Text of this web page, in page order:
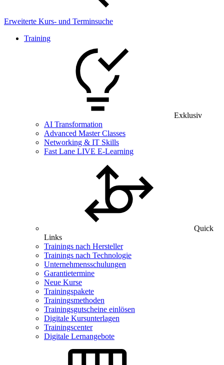
Erweiterte Kurs- und Terminsuche
Training
Exklusiv
AI Transformation
Advanced Master Classes
Networking & IT Skills
Fast Lane LIVE E-Learning
Quick
Links
Trainings nach Hersteller
Trainings nach Technologie
Unternehmensschulungen
Garantietermine
Neue Kurse
Trainingspakete
Trainingsmethoden
Trainingsgutscheine einlösen
Digitale Kursunterlagen
Trainingscenter
Digitale Lernangebote